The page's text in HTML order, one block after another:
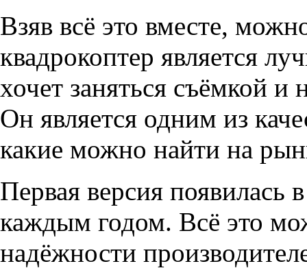
Взяв всё это вместе,
квадрокоптер является
хочет заняться съёмкой и
Он является одним из
какие можно найти на
Первая версия появилась
каждым годом. Всё это
надёжности